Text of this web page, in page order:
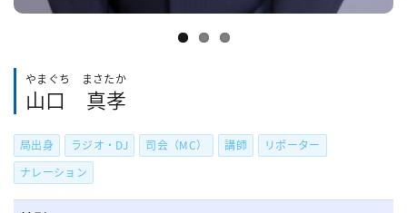
やまぐち まさたか
山口 真孝
局出身 ラジオ・DJ 司会（MC） 講師
リポーター
ナレーション